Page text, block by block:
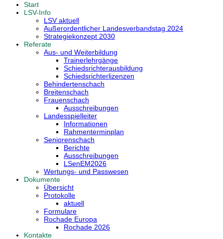
Start
LSV-Info
LSV aktuell
Außerordentlicher Landesverbandstag 2024
Strategiekonzept 2030
Referate
Aus- und Weiterbildung
Trainerlehrgänge
Schiedsrichterausbildung
Schiedsrichterlizenzen
Behindertenschach
Breitenschach
Frauenschach
Ausschreibungen
Landesspielleiter
Informationen
Rahmenterminplan
Seniorenschach
Berichte
Ausschreibungen
LSenEM2026
Wertungs- und Passwesen
Dokumente
Übersicht
Protokolle
aktuell
Formulare
Rochade Europa
Rochade 2026
Kontakte